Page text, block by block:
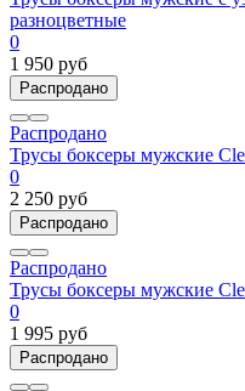
разноцветные
0
1 950 руб
Распродано
Распродано
Трусы боксеры мужские
0
2 250 руб
Распродано
Распродано
Трусы боксеры мужские
0
1 995 руб
Распродано